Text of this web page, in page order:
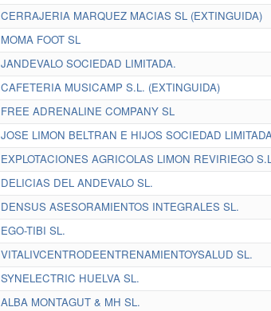
CERRAJERIA MARQUEZ MACIAS SL (EXTINGUIDA)
MOMA FOOT SL
JANDEVALO SOCIEDAD LIMITADA.
CAFETERIA MUSICAMP S.L. (EXTINGUIDA)
FREE ADRENALINE COMPANY SL
JOSE LIMON BELTRAN E HIJOS SOCIEDAD
EXPLOTACIONES AGRICOLAS LIMON REVIRIEGO
DELICIAS DEL ANDEVALO SL.
DENSUS ASESORAMIENTOS INTEGRALES SL.
EGO-TIBI SL.
VITALIVCENTRODEENTRENAMIENTOYSALUD SL.
SYNELECTRIC HUELVA SL.
ALBA MONTAGUT & MH SL.